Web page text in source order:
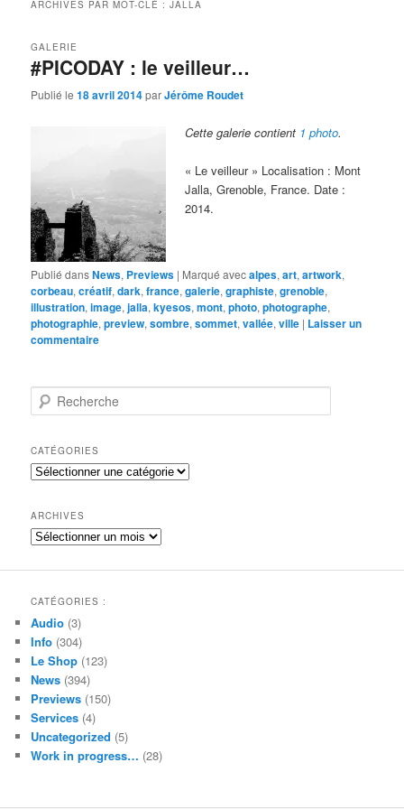
ARCHIVES PAR MOT-CLÉ :JALLA
#PICODAY : le veilleur…
GALERIE
Publié le18 avril 2014parJérôme Roudet
Cette galerie contient 1 photo.
« Le veilleur » Localisation : Mont
Jalla, Grenoble, France. Date :
2014.
Publié dansNews, Previews | Marqué avecalpes,art,artwork,
corbeau,créatif,dark,france,galerie,graphiste,grenoble,
illustration,image,jalla,kyesos,mont,photo,photographe,
photographie,preview,sombre,sommet,vallée,ville | Laisser un
commentaire
e
h
e
r
h
e
CATÉGORIES
Catégories
ARCHIVES
Archives
CATÉGORIES :
Audio (3)
Info (304)
Le Shop (123)
News (394)
Previews (150)
Services (4)
Uncategorized (5)
Work in progress… (28)